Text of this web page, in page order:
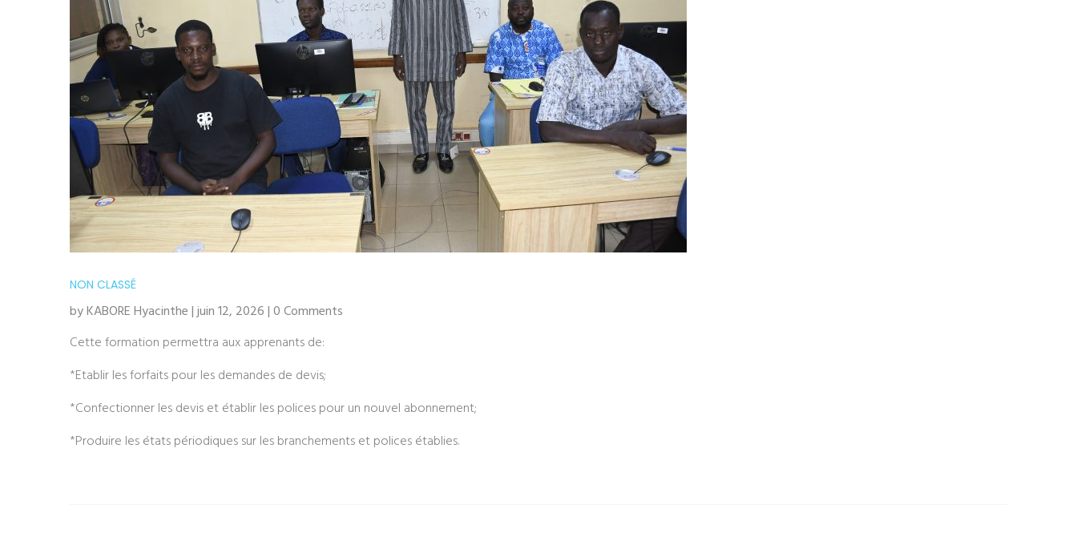
NON CLASSÉ
by KABORE Hyacinthe | juin 12, 2026 | 0 Comments
Cette formation permettra aux apprenants de:
*Etablir les forfaits pour les demandes de devis;
*Confectionner les devis et établir les polices pour un nouvel abonnement;
*Produire les états périodiques sur les branchements et polices établies.